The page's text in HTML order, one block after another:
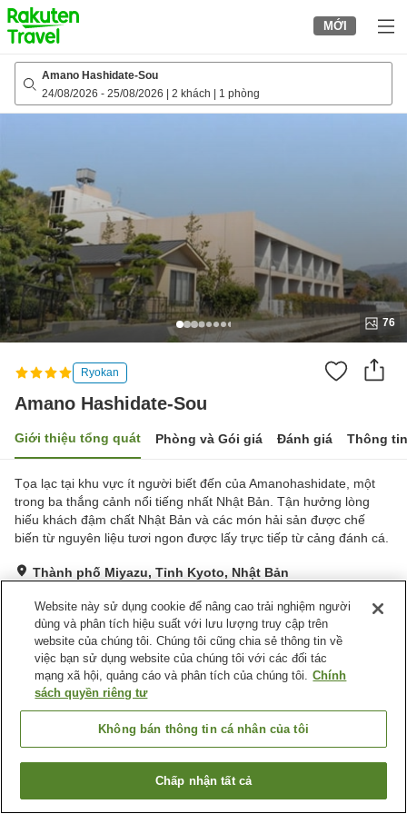
to
top
page
MỚI
Amano Hashidate-Sou
24/08/2026 - 25/08/2026 2 khách 1 phòng
76
Ryokan
Amano Hashidate-Sou
Giới thiệu tổng quát Phòng và Gói giá Đánh giá Thông
Tọa lạc tại khu vực ít người biết đến của Amanohashidate, một
trong ba thắng cảnh nổi tiếng nhất Nhật Bản. Tận hưởng lòng
hiếu khách đậm chất Nhật Bản và các món hải sản được chế
biến từ nguyên liệu tươi ngon được lấy trực tiếp từ cảng đánh cá.
Thành phố Miyazu, Tỉnh Kyoto, Nhật Bản
Rất tốt Đánh giá:113lượt
Tiện nghi chỗ nghỉ
Bãi đỗ xe
Trang chủ Nhật Bản Tỉnh Kyoto
Thành phố Miyazu
Tìm phòng trống
Website này sử dụng cookie để nâng cao trải nghiệm người
dùng và phân tích hiệu suất với lưu lượng truy cập trên
website của chúng tôi. Chúng tôi cũng chia sẻ thông tin về
việc bạn sử dụng website của chúng tôi với các đối tác
mạng xã hội, quảng cáo và phân tích của chúng tôi. Chính
sách quyền riêng tư
Không bán thông tin cá nhân của tôi
Chấp nhận tất cả